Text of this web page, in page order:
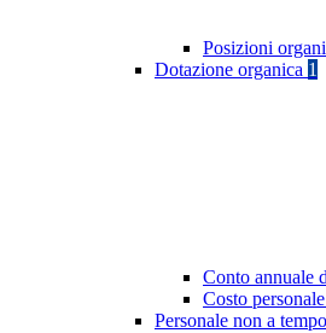
Posizioni
Dotazione organica 1
Conto annuale
Costo
Personale non a